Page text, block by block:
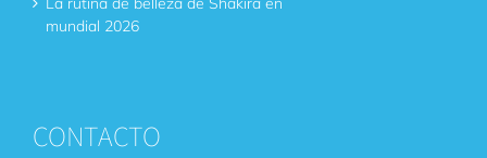
CONTACTO
mundial 2026